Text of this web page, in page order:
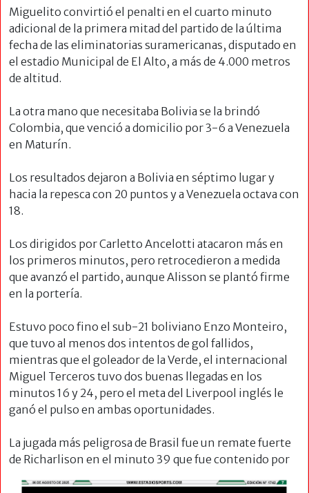
Miguelito convirtió el penalti en el cuarto minuto
adicional de la primera mitad del partido de la última
fecha de las eliminatorias suramericanas, disputado en
el estadio Municipal de El Alto, a más de 4.000 metros
de altitud.
La otra mano que necesitaba Bolivia se la brindó
Colombia, que venció a domicilio por 3-6 a Venezuela
en Maturín.
Los resultados dejaron a Bolivia en séptimo lugar y
hacia la repesca con 20 puntos y a Venezuela octava con
18.
Los dirigidos por Carletto Ancelotti atacaron más en
los primeros minutos, pero retrocedieron a medida
que avanzó el partido, aunque Alisson se plantó firme
en la portería.
Estuvo poco fino el sub-21 boliviano Enzo Monteiro,
que tuvo al menos dos intentos de gol fallidos,
mientras que el goleador de la Verde, el internacional
Miguel Terceros tuvo dos buenas llegadas en los
minutos 16 y 24, pero el meta del Liverpool inglés le
ganó el pulso en ambas oportunidades.
La jugada más peligrosa de Brasil fue un remate fuerte
de Richarlison en el minuto 39 que fue contenido por